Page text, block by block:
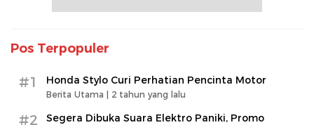
Pos Terpopuler
#1 Honda Stylo Curi Perhatian Pencinta Motor
Berita Utama | 2 tahun yang lalu
#2
Segera Dibuka Suara Elektro Paniki, Promo